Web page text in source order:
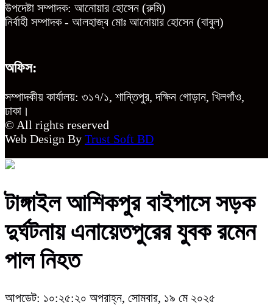
উপদেষ্টা সম্পাদক: আনোয়ার হোসেন (রুমি)
নির্বাহী সম্পাদক - আলহাজ্ব মোঃ আনোয়ার হোসেন (বাবুল)
অফিস:
সম্পাদকীয় কার্যালয়: ৩১৭/১, শান্তিপুর, দক্ষিন গোড়ান, খিলগাঁও,
ঢাকা।
© All rights reserved
Web Design By Trust Soft BD
টাঙ্গাইল আশিকপুর বাইপাসে সড়ক
দুর্ঘটনায় এনায়েতপুরের যুবক রমেন
পাল নিহত
আপডেট: ১০:২৫:২০ অপরাহ্ন, সোমবার, ১৯ মে ২০২৫